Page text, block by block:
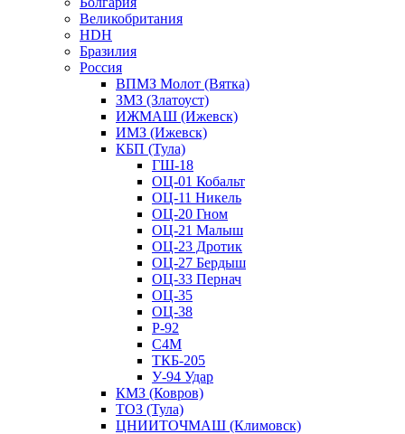
Великобритания
HDH
Бразилия
Россия
ВПМЗ Молот (Вятка)
ЗМЗ (Златоуст)
ИЖМАШ (Ижевск)
ИМЗ (Ижевск)
КБП (Тула)
ГШ-18
ОЦ-01 Кобальт
ОЦ-11 Никель
ОЦ-20 Гном
ОЦ-21 Малыш
ОЦ-23 Дротик
ОЦ-27 Бердыш
ОЦ-33 Пернач
ОЦ-35
ОЦ-38
Р-92
С4М
ТКБ-205
У-94 Удар
КМЗ (Ковров)
ТОЗ (Тула)
ЦНИИТОЧМАШ (Климовск)